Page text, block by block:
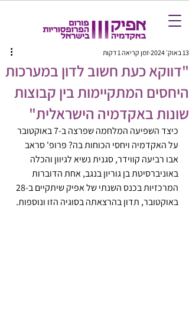
"דווקא כעת חשוב לדון במערכות
היחסים המתקיימות בין קבוצות
שונות באקדמיה הישראלית"
13 באוק׳ 2024 זמן קריאה 1 דקות
כיצד השפיעה המלחמה שפרצה ב-7 באוקטובר
על האקדמיה ויחסי הכוחות בה? פרופ' סראב
אבו רביעה קווידר, סגנית נשיא לגיוון והכלה
באוניברסיטת בן גוריון בנגב, אחת הדוברות
באוקטובר, תדון בהרצאתה בסוגיה הזו ונוספות.